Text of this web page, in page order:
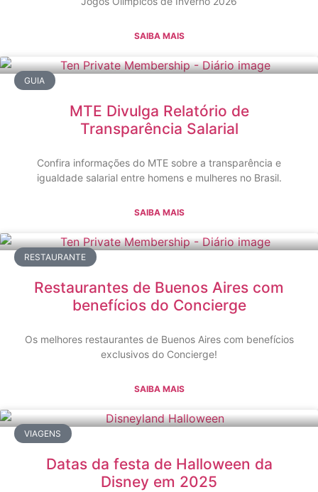
SAIBA MAIS
GUIA
MTE Divulga Relatório de
Transparência Salarial
Confira informações do MTE sobre a transparência e
igualdade salarial entre homens e mulheres no Brasil.
SAIBA MAIS
RESTAURANTE
Restaurantes de Buenos Aires com
benefícios do Concierge
Os melhores restaurantes de Buenos Aires com benefícios
exclusivos do Concierge!
SAIBA MAIS
VIAGENS
Datas da festa de Halloween da
Disney em 2025